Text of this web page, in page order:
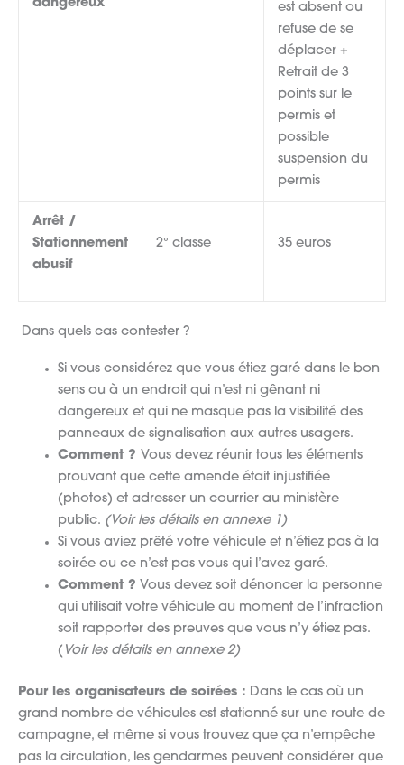
dangereux
est absent ou
refuse de se
déplacer +
Retrait de 3
points sur le
permis et
possible
suspension du
permis
Arrêt /
Stationnement
abusif
2° classe 35 euros
Dans quels cas contester ?
Si vous considérez que vous étiez garé dans le bon
sens ou à un endroit qui n’est ni gênant ni
dangereux et qui ne masque pas la visibilité des
panneaux de signalisation aux autres usagers.
Comment ? Vous devez réunir tous les éléments
prouvant que cette amende était injustifiée
(photos) et adresser un courrier au ministère
public. (Voir les détails en annexe 1)
Si vous aviez prêté votre véhicule et n’étiez pas à la
soirée ou ce n’est pas vous qui l’avez garé.
Comment ? Vous devez soit dénoncer la personne
qui utilisait votre véhicule au moment de l’infraction
soit rapporter des preuves que vous n’y étiez pas.
( Voir les détails en annexe 2)
Pour les organisateurs de soirées : Dans le cas où un
grand nombre de véhicules est stationné sur une route de
campagne, et même si vous trouvez que ça n’empêche
pas la circulation, les gendarmes peuvent considérer que